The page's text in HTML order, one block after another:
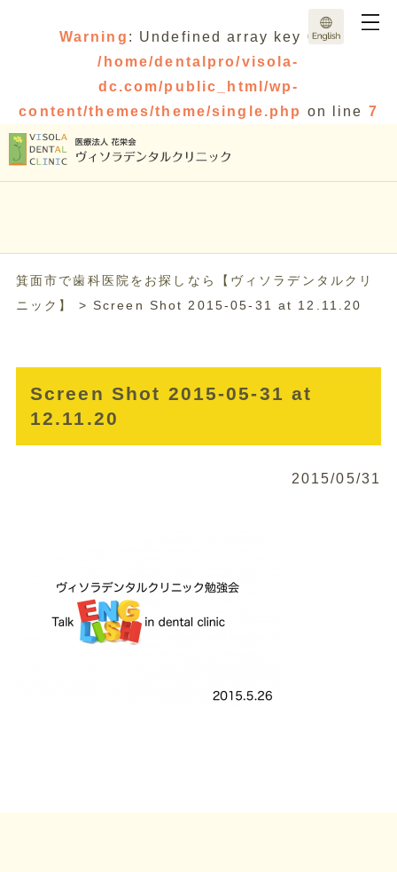
Warning : Undefined array key 0 in
/home/dentalpro/visola-
dc.com/public_html/wp-
content/themes/theme/single.php on line 7
箕面市で歯科医院をお探しなら【ヴィソラデンタルクリ
ニック】
> Screen Shot 2015-05-31 at 12.11.20
Screen Shot 2015-05-31 at
12.11.20
2015/05/31